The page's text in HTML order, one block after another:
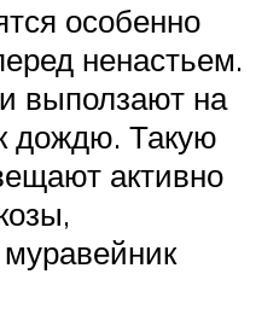
особенно
ненастьем.
выползают на
дождю. Такую
активно